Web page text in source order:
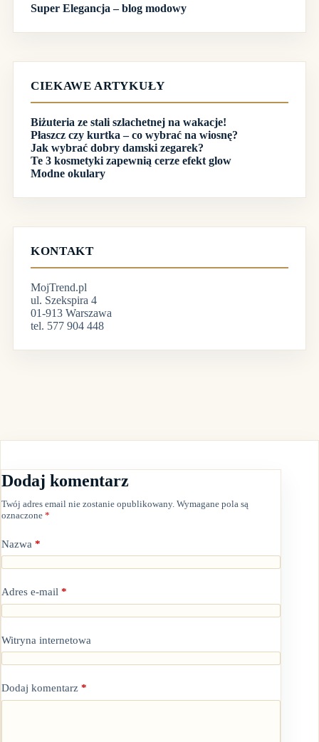
Super Elegancja – blog modowy
CIEKAWE ARTYKUŁY
Biżuteria ze stali szlachetnej na wakacje!
Płaszcz czy kurtka – co wybrać na wiosnę?
Jak wybrać dobry damski zegarek?
Te 3 kosmetyki zapewnią cerze efekt glow
Modne okulary
KONTAKT
MojTrend.pl
ul. Szekspira 4
01-913 Warszawa
tel. 577 904 448
Dodaj komentarz
Twój adres email nie zostanie opublikowany. Wymagane pola są
oznaczone *
Nazwa *
Adres e-mail *
Witryna internetowa
Dodaj komentarz *